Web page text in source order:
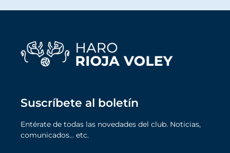
Suscríbete al boletín
Entérate de todas las novedades del club. Noticias,
comunicados… etc.